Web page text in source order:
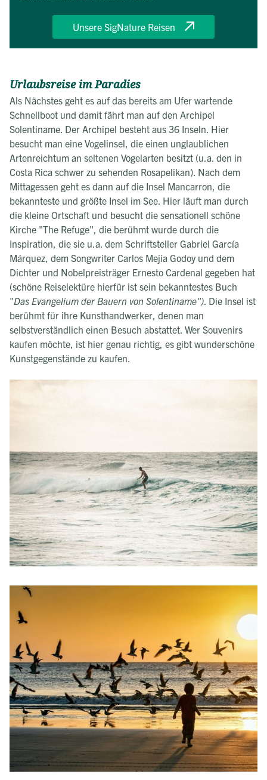
Unsere SigNature Reisen
Urlaubsreise im Paradies
Als Nächstes geht es auf das bereits am Ufer wartende
Schnellboot und damit fährt man auf den Archipel
Solentiname. Der Archipel besteht aus 36 Inseln. Hier
besucht man eine Vogelinsel, die einen unglaublichen
Artenreichtum an seltenen Vogelarten besitzt (u.a. den in
Costa Rica schwer zu sehenden Rosapelikan). Nach dem
Mittagessen geht es dann auf die Insel Mancarron, die
bekannteste und größte Insel im See. Hier läuft man durch
die kleine Ortschaft und besucht die sensationell schöne
Kirche "The Refuge", die berühmt wurde durch die
Inspiration, die sie u.a. dem Schriftsteller Gabriel García
Márquez, dem Songwriter Carlos Mejia Godoy und dem
Dichter und Nobelpreisträger Ernesto Cardenal gegeben hat
(schöne Reiselektüre hierfür ist sein bekanntestes Buch
"Das Evangelium der Bauern von Solentiname") . Die Insel ist
berühmt für ihre Kunsthandwerker, denen man
selbstverständlich einen Besuch abstattet. Wer Souvenirs
kaufen möchte, ist hier genau richtig, es gibt wunderschöne
Kunstgegenstände zu kaufen.